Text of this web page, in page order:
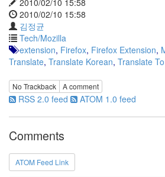
2010/02/10 15:58
김정균
Tech/Mozilla
extension, Firefox, Firefox Extension,
Translate, Translate Korean, Translate
No Trackback A comment
RSS 2.0 feed ATOM 1.0 feed
Comments
ATOM Feed Link